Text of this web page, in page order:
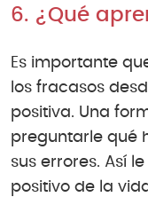
6. ¿Qué
Es importante
los fracasos
positiva. Una
preguntarle qué
sus errores. Así
positivo de la